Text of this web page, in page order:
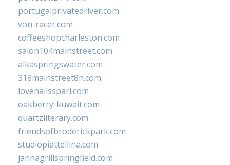
portugalprivatedriver.com
von-racer.com
coffeeshopcharleston.com
salon104mainstreet.com
alkaspringswater.com
318mainstreet8h.com
lovenailsspari.com
oakberry-kuwait.com
quartzliterary.com
friendsofbroderickpark.com
studiopiattellina.com
jannagrillspringfield.com